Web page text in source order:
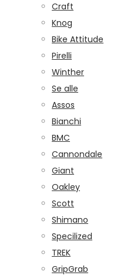
Craft
Knog
Bike Attitude
Pirelli
Winther
Se alle
Assos
Bianchi
BMC
Cannondale
Giant
Oakley
Scott
Shimano
Specilized
TREK
GripGrab